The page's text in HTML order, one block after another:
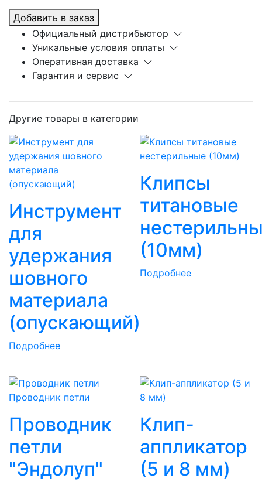
Добавить в заказ
Официальный дистрибьютор
Уникальные условия оплаты
Оперативная доставка
Гарантия и сервис
Другие товары в категории
Инструмент
для
удержания
шовного
материала
(опускающий)
Подробнее
Клипсы
титановые
(10мм)
Подробнее
Проводник петли
Проводник
петли
"Эндолуп"
Клип-
аппликатор
(5 и 8 мм)